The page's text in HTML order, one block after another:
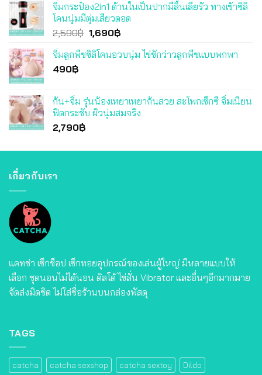
was:
3,490฿.
is:
3,290฿.
จิ๋มกระป๋อง2in1 ด้านในเป็นปากมีลิ้นเลียรัว ทางเข้าซิลิ
โคนนุ่มมีตุ่มเสียวตอด
2,590฿ Original
was:
1,690฿Current
is:
จิ๋มลูกพีชซิลิโคนอวบนุ่ม ไข่ชักว่าวลูกพีชแบบพกพา
490฿
ก้น+จิ๋ม รุ่นน้องเหยาเหยาก้นสวย สะโพกเซ็กซี่ จิ๋มเนียน
ฟิตกระชับ ผิวนุ่มสมจริง
2,790฿
เกี่ยวกับเรา
แคทช่า เซ็กช็อป เซ็กทอยอุปกรณ์ของเล่นผู้ใหญ่ มีหลายแบบให้
เลือก ชุดนอนไม่ได้นอน ดิลโด้ ไข่สั่น Vibrator และอื่นๆอีกมากมาย
จัดส่งมิดชิด ไม่ใส่ชื่อร้านบนกล่องพัสดุ
TAGS
catcha catcha sexshop catcha sextoy Dildo